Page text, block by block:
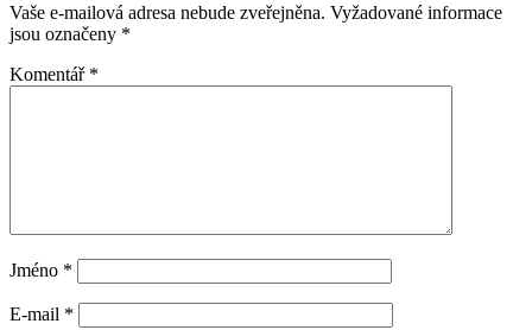
Vaše e-mailová adresa nebude zveřejněna. Vyžadované informace
jsou označeny *
Komentář *
Jméno *
E-mail *